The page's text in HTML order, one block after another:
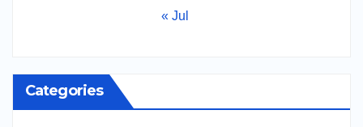
« Jul
Categories